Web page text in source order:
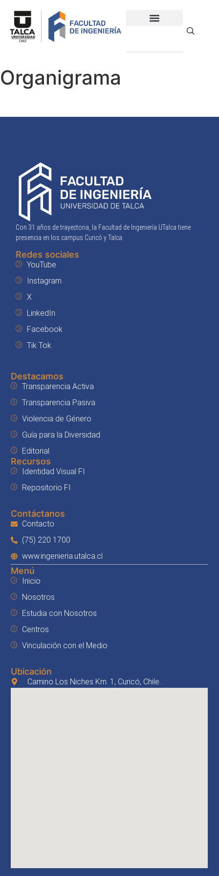
Organigrama
Con 31 años de trayectoria, la Facultad de Ingeniería UTalca tiene
presencia en los campus Curicó y Talca.
Redes sociales
YouTube
Instagram
X
LinkedIn
Facebook
Tik Tok
Destacamos
Transparencia Activa
Transparencia Pasiva
Violencia de Género
Guía para la Diversidad
Editorial
Recursos
Identidad Visual FI
Repositorio FI
Contáctanos
Contacto
(75) 220 1700
www.ingenieria.utalca.cl
Menú
Inicio
Nosotros
Estudia con Nosotros
Centros
Vinculación con el Medio
Ubicación
Camino Los Niches Km. 1, Curicó, Chile.